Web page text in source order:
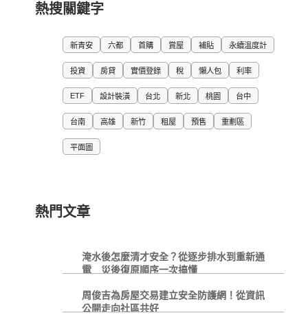
熱搜關鍵字
新青安 六都 首購 賞屋 補貼 永續溫度計
投資 房貸 實價登錄 稅 懶人包 利率
ETF 設計裝潢 台北 新北 桃園 台中
台南 高雄 新竹 租屋 預售 重劃區
平面圖
熱門文章
淹水後怎麼清才安全？從逐步排水到重新通
電 災後復原順序一次搞懂
周俊吉為房屋交易建立安全防護網！從資訊
公開走向社區共好